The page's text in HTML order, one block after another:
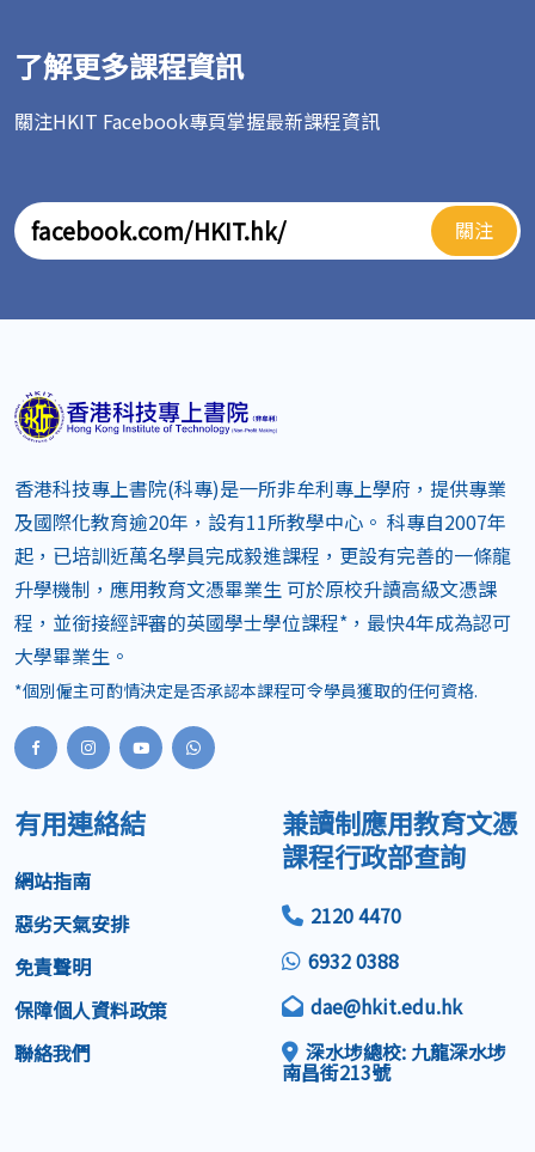
了解更多課程資訊
關注HKIT Facebook專頁掌握最新課程資訊
關注
香港科技專上書院(科專)是一所非牟利專上學府，提供專業
及國際化教育逾20年，設有11所教學中心。 科專自2007年
起，已培訓近萬名學員完成毅進課程，更設有完善的一條龍
升學機制，應用教育文憑畢業生 可於原校升讀高級文憑課
程，並銜接經評審的英國學士學位課程*，最快4年成為認可
大學畢業生。
*個別僱主可酌情決定是否承認本課程可令學員獲取的任何資格.
有用連絡結
網站指南
惡劣天氣安排
免責聲明
保障個人資料政策
聯絡我們
兼讀制應用教育文憑
課程行政部查詢
2120 4470
6932 0388
dae@hkit.edu.hk
深水埗總校: 九龍深水埗
南昌街213號